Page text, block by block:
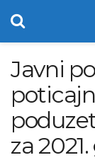
Javni
za